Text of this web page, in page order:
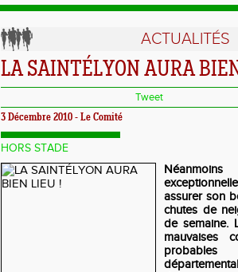
ACTUALITÉS
LA SAINTÉLYON AURA
Tweet
3 Décembre 2010 - Le Comité
HORS STADE
assurer son
chutes de
de semaine.
mauvaises